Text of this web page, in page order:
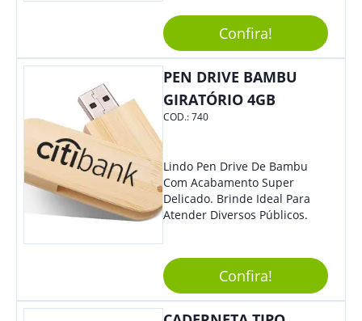
Sua Empresa Em Eventos,
Reuniões Corporativas Ou Até
Mesmo Para Presentear
Colaboradores.
Confira!
PEN DRIVE BAMBU
GIRATÓRIO 4GB
COD.:740
Lindo Pen Drive De Bambu
Com Acabamento Super
Delicado. Brinde Ideal Para
Atender Diversos Públicos.
Confira!